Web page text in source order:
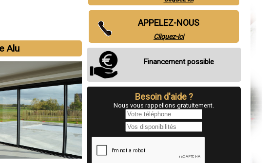
Alu
APPELEZ-NOUS
Cliquez-ici
Financement possible
Besoin d'aide ?
Nous vous rappellons gratuitement.